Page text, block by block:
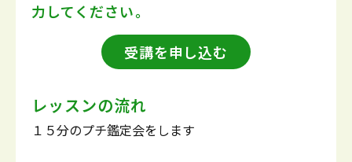
力してください。
受講を申し込む
レッスンの流れ
１５分のプチ鑑定会をします